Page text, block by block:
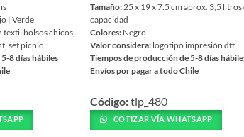
| Verde
textil bolsos chicos,
set picnic
8 días hábiles
Tamaño: 25 x 19 x 7.5 cm aprox. 3,5 litros
capacidad
Colores: Negro
Valor considera: logotipo impresión dtf
Tiempos de producción de 5-8 días
Envíos por pagar a todo Chile
producto
tiene
Código:tlp_480
COTIZAR VÍA WHATSAPP